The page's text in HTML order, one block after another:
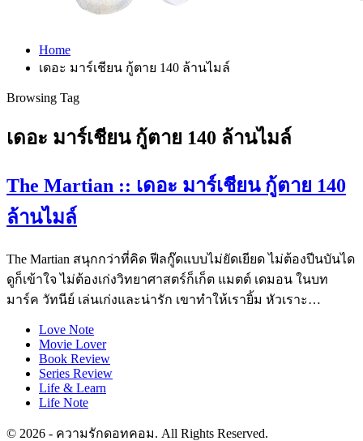
Home
เดอะ มาร์เชียน กู้ตาย 140 ล้านไมล์
Browsing Tag
เดอะ มาร์เชียน กู้ตาย 140 ล้านไมล์
The Martian :: เดอะ มาร์เชียน กู้ตาย 140
ล้านไมล์
The Martian สนุกกว่าที่คิด ฟีลกู๊ดแบบไม่ยัดเยียด ไม่ต้องปีนบันได
ดูก็เข้าใจ ไม่ต้องเก่งวิทยาศาสตร์ก็เก็ต แมตต์ เดมอน ในบท
มาร์ค วัทนีย์ เล่นเก่งและน่ารัก เขาทำให้เรายิ้ม หัวเราะ…
Love Note
Movie Lover
Book Review
Series Review
Life & Learn
Life Note
© 2026 - ความรักดอทคอม. All Rights Reserved.